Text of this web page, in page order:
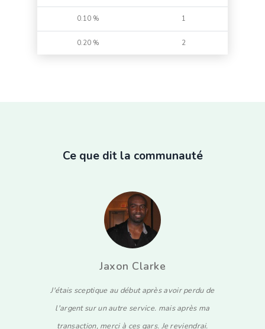
0.10 % 1
0.20 % 2
Ce que dit la communauté
avoir perdu de
Thomas Stock
Je dois dire ceci, BTC Accelerator est un service
incroyable. il a accéléré trois de mes transactions
bloquées pendant plus de 48 heures lors de l'un des